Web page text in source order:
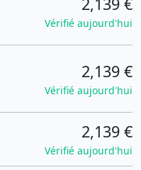
Vérifié aujourd'hui
2,139 €
Vérifié aujourd'hui
2,139 €
Vérifié aujourd'hui